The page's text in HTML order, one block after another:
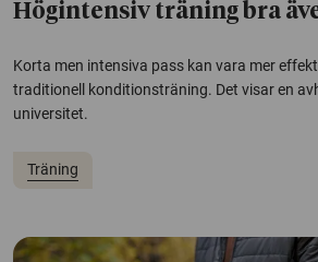
Högintensiv träning bra
Korta men intensiva pass kan vara mer
traditionell konditionsträning. Det visar en
universitet.
Träning